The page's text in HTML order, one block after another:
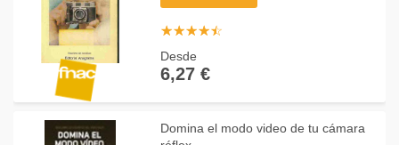
☆☆☆☆☆
★★★★★
Desde
6,27 €
Domina el modo video de tu cámara